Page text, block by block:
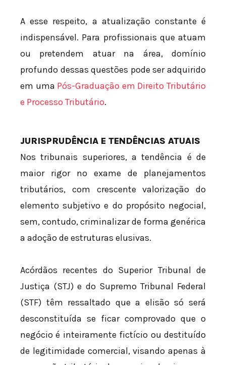
A esse respeito, a atualização constante é
indispensável. Para profissionais que atuam
ou pretendem atuar na área, domínio
profundo dessas questões pode ser adquirido
em uma Pós-Graduação em Direito Tributário
e Processo Tributário.
JURISPRUDÊNCIA E TENDÊNCIAS ATUAIS
Nos tribunais superiores, a tendência é de
maior rigor no exame de planejamentos
tributários, com crescente valorização do
elemento subjetivo e do propósito negocial,
sem, contudo, criminalizar de forma genérica
a adoção de estruturas elusivas.
Acórdãos recentes do Superior Tribunal de
Justiça (STJ) e do Supremo Tribunal Federal
(STF) têm ressaltado que a elisão só será
desconstituída se ficar comprovado que o
negócio é inteiramente fictício ou destituído
de legitimidade comercial, visando apenas à